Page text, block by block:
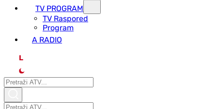
TV PROGRAM
ТV Raspored
Program
A RADIO
L